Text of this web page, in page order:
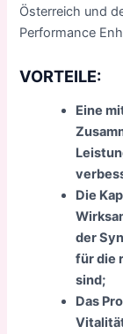
Österreich und
Performance
VORTEILE:
Eine
Die
der
für die
sind;
Das